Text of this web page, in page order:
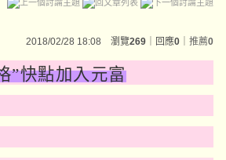
2018/02/28 18:08 瀏覽269 ｜回應0 推薦0
”快點加入元富